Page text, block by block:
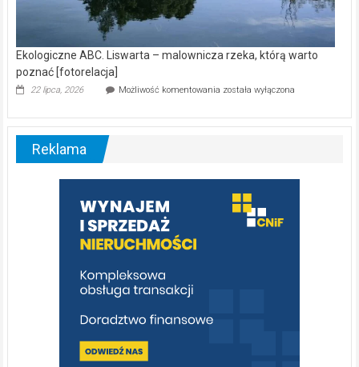
Ekologiczne ABC. Liswarta – malownicza rzeka, którą warto
poznać [fotorelacja]
22 lipca, 2026 Możliwość komentowania Ekologiczne
–
warto
poznać
[fotorelacja]
została wyłączona
Reklama